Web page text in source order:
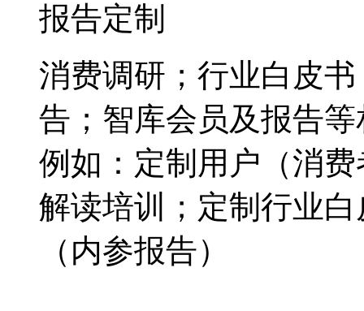
报告定制
消费调研；行业白皮
告；智库会员及报告
例如：定制用户（消
解读培训；定制行业
（内参报告）